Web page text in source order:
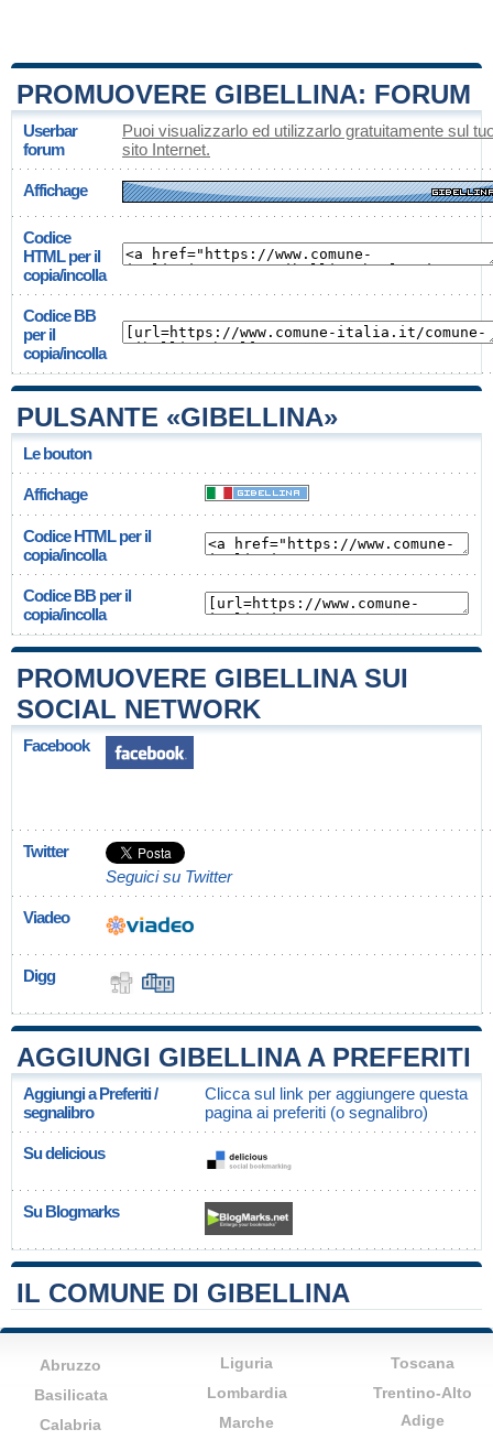
PROMUOVERE GIBELLINA: FORUM
Userbar
forum
Puoi visualizzarlo ed utilizzarlo gratuitamente sul
sito Internet.
Affichage
Codice
HTML per il
copia/incolla
Codice BB
per il
copia/incolla
PULSANTE «GIBELLINA»
Le bouton
Affichage
Codice HTML per il
copia/incolla
Codice BB per il
copia/incolla
PROMUOVERE GIBELLINA SUI
SOCIAL NETWORK
Facebook
Twitter
Seguici su Twitter
Viadeo
Digg
AGGIUNGI GIBELLINA A PREFERITI
Aggiungi a Preferiti /
segnalibro
Clicca sul link per aggiungere questa
pagina ai preferiti (o segnalibro)
Su delicious
Su Blogmarks
IL COMUNE DI GIBELLINA
Abruzzo
Basilicata
Calabria
Liguria
Lombardia
Marche
Toscana
Trentino-Alto
Adige